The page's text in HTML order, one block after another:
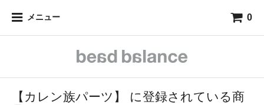
メニュー 0
【カレン族パーツ】 に登録されている商